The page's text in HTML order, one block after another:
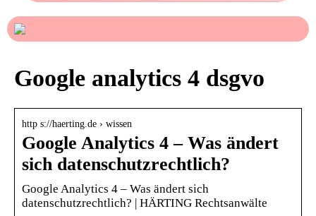
Google analytics 4 dsgvo
http s://haerting.de › wissen
Google Analytics 4 – Was ändert
sich datenschutzrechtlich?
Google Analytics 4 – Was ändert sich
datenschutzrechtlich? | HÄRTING Rechtsanwälte